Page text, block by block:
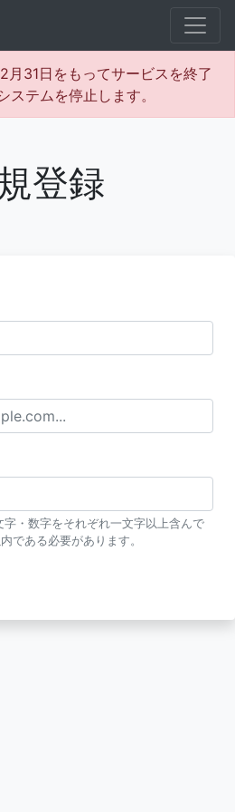
31日をもってサービスを終了
ステムを停止します。
登録
・数字をそれぞれ一文字以上含んで
である必要があります。